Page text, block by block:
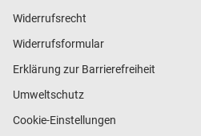
Widerrufsrecht
Widerrufsformular
Erklärung zur Barrierefreiheit
Umweltschutz
Cookie-Einstellungen